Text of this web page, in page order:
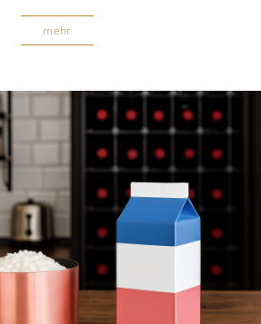
mehr